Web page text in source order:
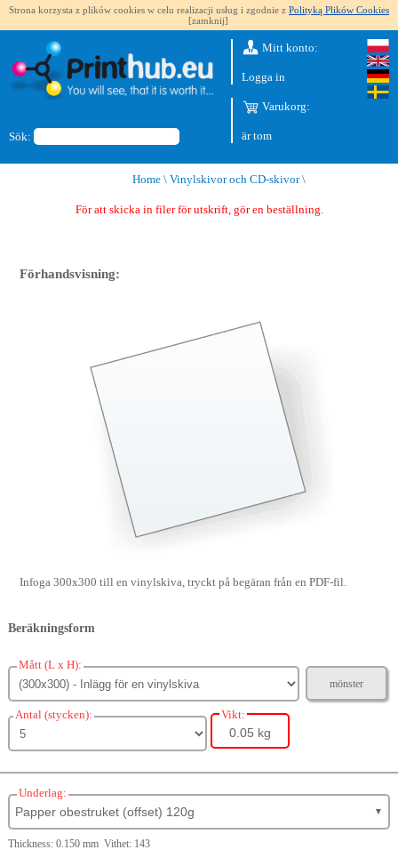
Strona korzysta z plików cookies w celu realizacji usług i zgodnie z Polityką Plików Cookies
[zamknij]
Sök:
Mitt konto:
Logga in
Varukorg:
är tom
Home\ Vinylskivor och CD-skivor\
För att skicka in filer för utskrift, gör en beställning.
Förhandsvisning:
Infoga 300x300 till en vinylskiva, tryckt på begäran från en PDF-fil.
Beräkningsform
Mått (L x H):
mönster
Antal (stycken): Vikt:
0.05 kg
Underlag:
Papper obestruket (offset) 120g ▼
Thickness: 0.150 mm Vithet: 143